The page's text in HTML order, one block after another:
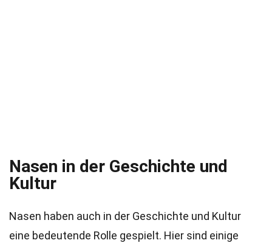
Nasen in der Geschichte und
Kultur
Nasen haben auch in der Geschichte und Kultur
eine bedeutende Rolle gespielt. Hier sind einige